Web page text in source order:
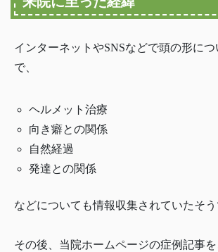
インターネットやSNSなどで頭の形に
で、
ヘルメット治療
向き癖との関係
自然経過
発達との関係
などについても情報収集されていたそう
その後、当院ホームページの症例記事を